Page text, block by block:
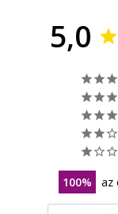
5,0
100 az